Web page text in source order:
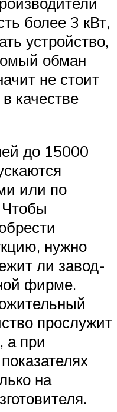
более 3 кВт,
устройство,
обман
не стоит
качестве
до 15000
или по
Чтобы
нужно
ли завод-
фирме.
прослужит
а при
на